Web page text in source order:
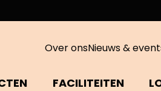
Over onsNieuws &
FACILITEITEN